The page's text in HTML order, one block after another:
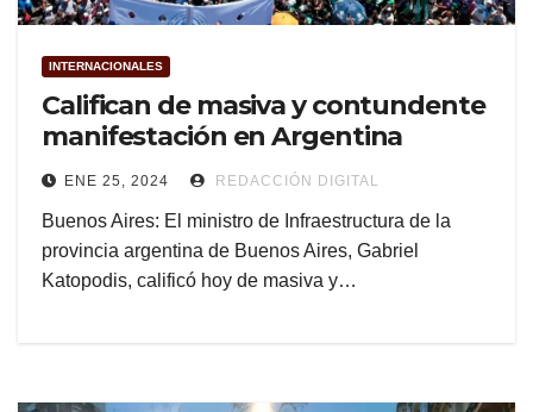
INTERNACIONALES
Califican de masiva y contundente
manifestación en Argentina
ENE 25, 2024 REDACCIÓN DIGITAL
Buenos Aires: El ministro de Infraestructura de la
provincia argentina de Buenos Aires, Gabriel
Katopodis, calificó hoy de masiva y…